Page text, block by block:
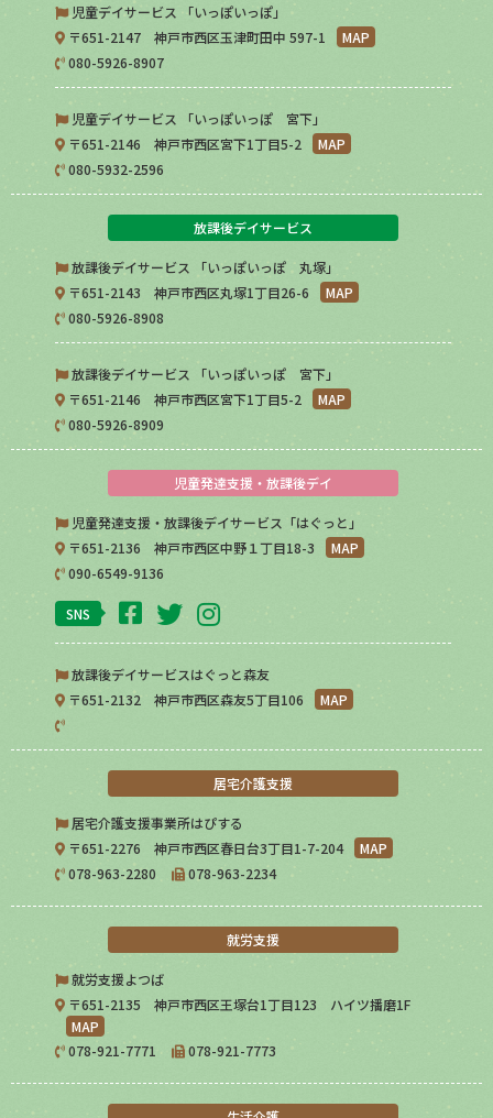
児童デイサービス 「いっぽいっぽ」
〒651-2147 神戸市西区玉津町田中 597-1
MAP
080-5926-8907
児童デイサービス 「いっぽいっぽ 宮下」
〒651-2146 神戸市西区宮下1丁目5-2
MAP
080-5932-2596
放課後デイサービス
放課後デイサービス 「いっぽいっぽ 丸塚」
〒651-2143 神戸市西区丸塚1丁目26-6
MAP
080-5926-8908
放課後デイサービス 「いっぽいっぽ 宮下」
〒651-2146 神戸市西区宮下1丁目5-2
MAP
080-5926-8909
児童発達支援・放課後デイ
児童発達支援・放課後デイサービス「はぐっと」
〒651-2136 神戸市西区中野１丁目18-3
MAP
090-6549-9136
SNS
放課後デイサービスはぐっと森友
〒651-2132 神戸市西区森友5丁目106
MAP
居宅介護支援
居宅介護支援事業所はぴする
〒651-2276 神戸市西区春日台3丁目1-7-204
MAP
078-963-2280
078-963-2234
就労支援
就労支援よつば
〒651-2135 神戸市西区王塚台1丁目123 ハイツ播磨1F
MAP
078-921-7771
078-921-7773